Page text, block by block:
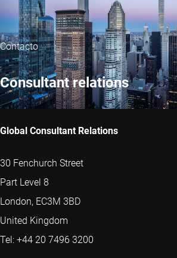
Contacto
Consultant relations
Global Consultant Relations
30 Fenchurch Street
Part Level 8
London, EC3M 3BD
United Kingdom
Tel: +44 20 7496 3200